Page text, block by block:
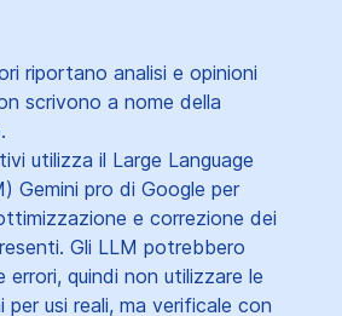
riportano analisi e opinioni
scrivono a nome della
utilizza il Large Language
Gemini pro di Google per
e correzione dei
Gli LLM potrebbero
errori, quindi non utilizzare le
per usi reali, ma verificale con